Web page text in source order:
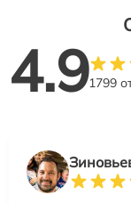
4.91799